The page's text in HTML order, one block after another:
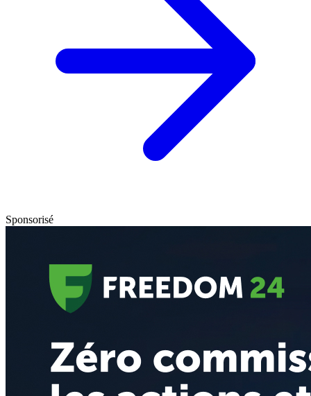
Sponsorisé